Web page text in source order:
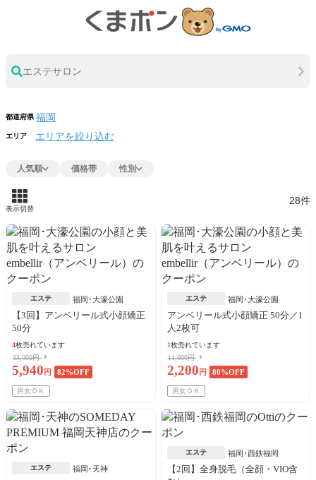
エステサロン
都道府県
エリア エリアを絞り込む
人気順 価格帯 性別
表示切替
28件
エステ 福岡･大濠公園
【3回】アンベリール式小顔矯正
50分
4枚売れています
33,000円
5,940 円 82%OFF
男女ＯＫ
エステ 福岡･大濠公園
アンベリール式小顔矯正 50分／1
人2枚可
1枚売れています
11,000円
2,200 円 80%OFF
男女ＯＫ
エステ 福岡･天神
エステ 福岡･西鉄福岡
【2回】全身脱毛（全顔・VIO含